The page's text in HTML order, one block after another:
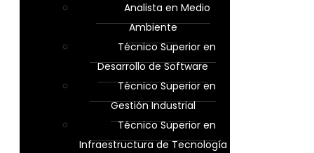
Analista en Medio
Ambiente
Técnico Superior en
Desarrollo de Software
Técnico Superior en
Gestión Industrial
Técnico Superior en
Infraestructura de Tecnología